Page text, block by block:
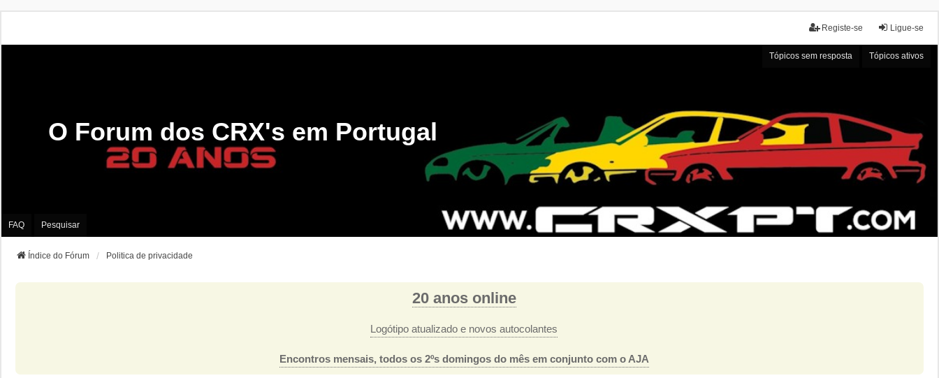
Ligue-se
Registe-se
Tópicos sem resposta Tópicos ativos
O Forum dos CRX's em Portugal
FAQ Pesquisar
Índice do Fórum Politica de privacidade
20 anos online
Logótipo atualizado e novos autocolantes
Encontros mensais, todos os 2ºs domingos do mês em conjunto com o AJA